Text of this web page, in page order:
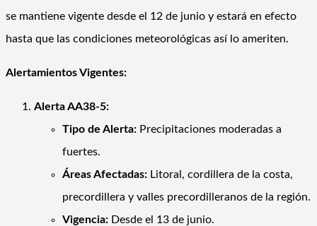
se mantiene vigente desde el 12 de junio y estará en efecto
hasta que las condiciones meteorológicas así lo ameriten.
Alertamientos Vigentes:
Alerta AA38-5:
Tipo de Alerta: Precipitaciones moderadas a
fuertes.
Áreas Afectadas: Litoral, cordillera de la costa,
precordillera y valles precordilleranos de la región.
Vigencia: Desde el 13 de junio.